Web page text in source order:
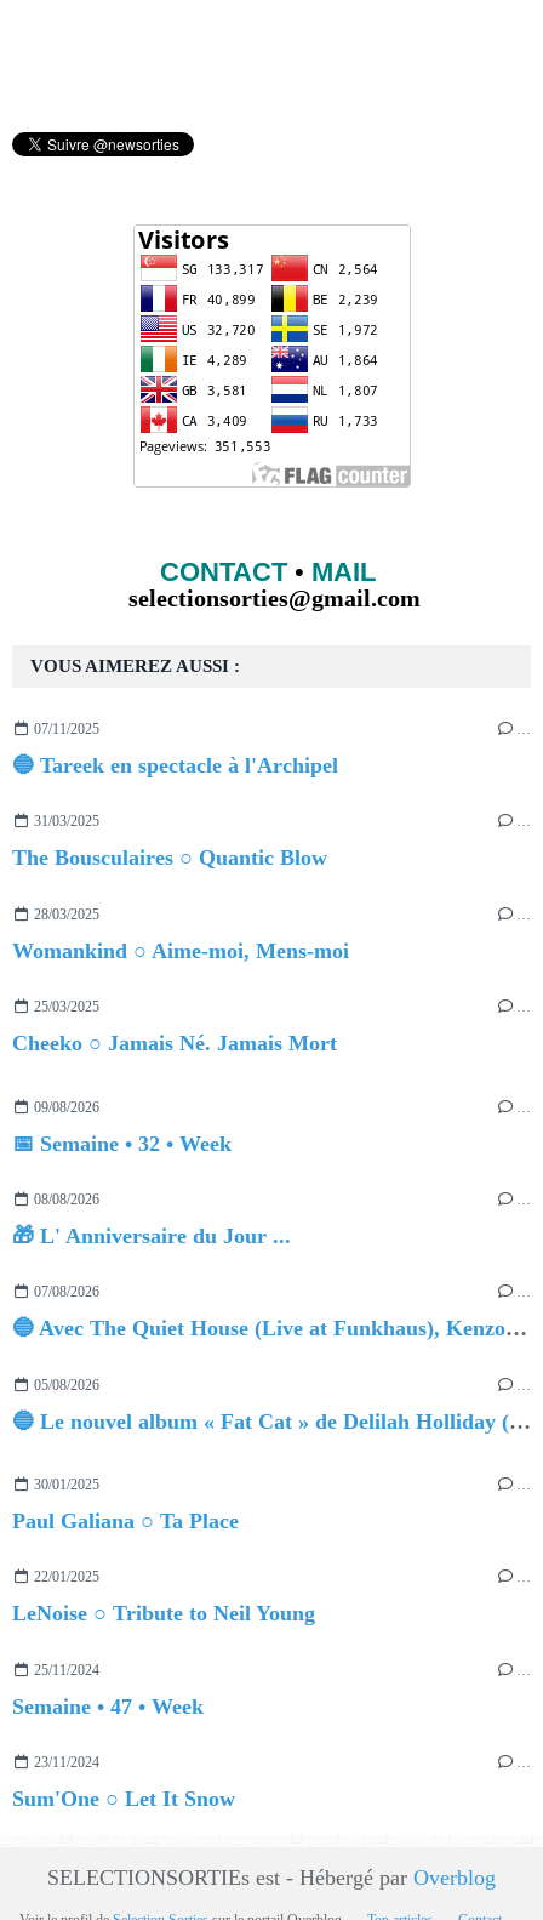
VOUS AIMEREZ AUSSI :
07/11/2025 …
🔵 Tareek en spectacle à l'Archipel
31/03/2025 …
The Bousculaires ○ Quantic Blow
28/03/2025 …
Womankind ○ Aime-moi, Mens-moi
25/03/2025 …
Cheeko ○ Jamais Né. Jamais Mort
09/08/2026
📅 Semaine • 32 • Week
08/08/2026 …
🎁 L' Anniversaire du Jour ...
07/08/2026 …
🔵 Avec The Quiet House (Live at Funkhaus), Kenzo Zurzolo livre une performance aussi intense qu'envoûtante.
05/08/2026
🔵 Le nouvel album « Fat Cat » de Delilah Holliday (sortie le 30 Octobre 2026)
30/01/2025 …
Paul Galiana ○ Ta Place
22/01/2025 …
LeNoise ○ Tribute to Neil Young
25/11/2024 …
Semaine • 47 • Week
23/11/2024 …
Sum'One ○ Let It Snow
CONTACT• MAIL
selectionsorties@gmail.com
SELECTIONSORTIEs est - Hébergé par Overblog